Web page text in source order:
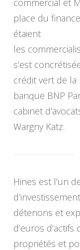
commercial et
place du
étaient
les
s’est
crédit vert de la
banque BNP
cabinet
Wargny Katz.
Hines est l’un
détenons et
d’euros
propriétés et